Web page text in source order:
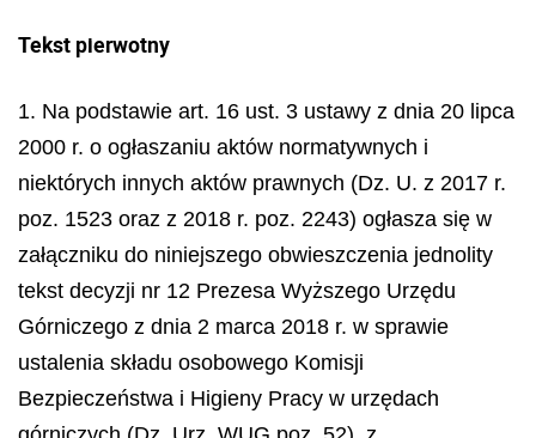
Tekst pierwotny
1. Na podstawie art. 16 ust. 3 ustawy z dnia 20 lipca
2000 r. o ogłaszaniu aktów normatywnych i
niektórych innych aktów prawnych (Dz. U. z 2017 r.
poz. 1523 oraz z 2018 r. poz. 2243) ogłasza się w
załączniku do niniejszego obwieszczenia jednolity
tekst decyzji nr 12 Prezesa Wyższego Urzędu
Górniczego z dnia 2 marca 2018 r. w sprawie
ustalenia składu osobowego Komisji
Bezpieczeństwa i Higieny Pracy w urzędach